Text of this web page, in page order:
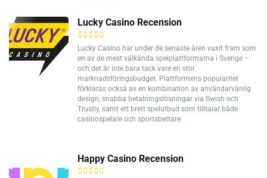
Lucky Casino Recension
Lucky Casino har under de senaste åren vuxit fram som
en av de mest välkända spelplattformarna i Sverige –
och det är inte bara tack vare en stor
marknadsföringsbudget. Plattformens popularitet
förklaras också av en kombination av användarvänlig
design, snabba betalningslösningar via Swish och
Trustly, samt ett brett spelutbud som tilltalar både
casinospelare och sportsbettare.
Happy Casino Recension